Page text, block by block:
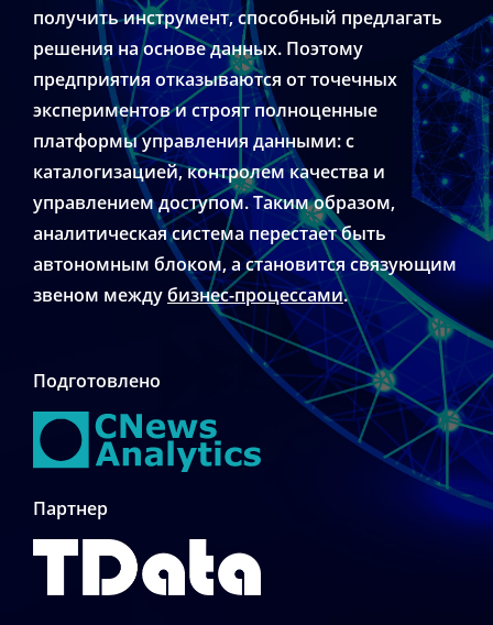
получить инструмент, способный предлагать
решения на основе данных. Поэтому
предприятия отказываются от точечных
экспериментов и строят полноценные
платформы управления данными: с
каталогизацией, контролем качества и
управлением доступом. Таким образом,
аналитическая система перестает быть
автономным блоком, а становится связующим
звеном междубизнес-процессами.
Подготовлено
Партнер